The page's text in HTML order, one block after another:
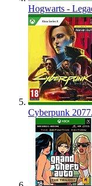
Hogwarts -
Cyberpunk